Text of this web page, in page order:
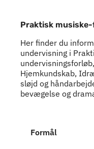
Praktisk
Her finder du
undervisning i
Hjemkundskab,
sløjd og
bevægelse og
Formål